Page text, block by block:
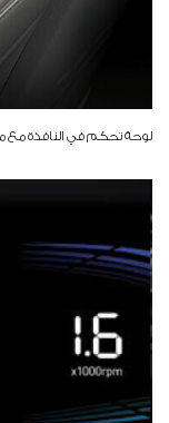
لوحة تحكم في النافذة مع